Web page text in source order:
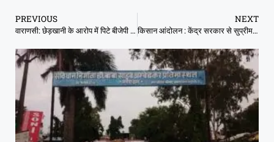
PREVIOUS
वाराणसी: छेड़खानी के आरोप में पिटे बीजेपी के पूर्व MLA, कान पकड़कर माफी मांगी
NEXT
किसान आंदोलन : केंद्र सरकार से सुप्रीम कोर्ट बेहद खफा, कृषि कानूनों पर पर स्टे देने के संकेत